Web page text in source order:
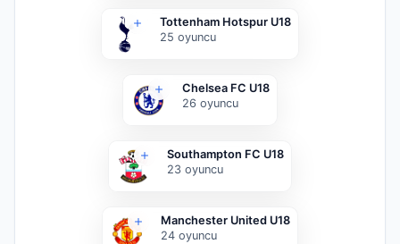
Tottenham Hotspur U18
25 oyuncu
Chelsea FC U18
26 oyuncu
Southampton FC U18
23 oyuncu
Manchester United U18
24 oyuncu